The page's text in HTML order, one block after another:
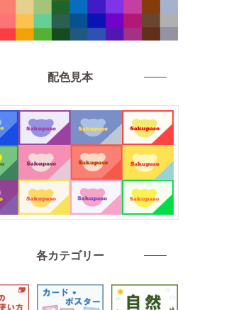
配色見本
各カテゴリー